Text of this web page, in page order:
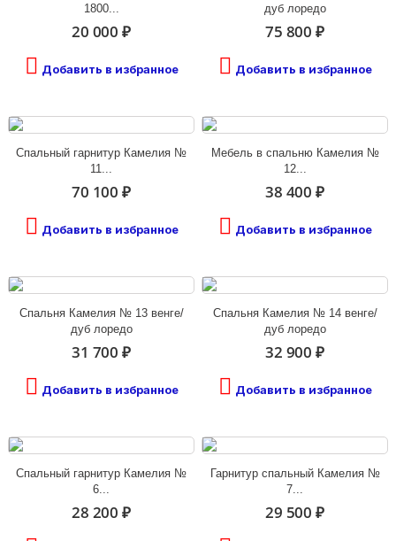
1800...
20 000 ₽
Добавить в избранное
дуб лоредо
75 800 ₽
Добавить в избранное
Спальный гарнитур Камелия №
11...
70 100 ₽
Добавить в избранное
Мебель в спальню Камелия №
12...
38 400 ₽
Добавить в избранное
Спальня Камелия № 13 венге/
дуб лоредо
31 700 ₽
Добавить в избранное
Спальня Камелия № 14 венге/
дуб лоредо
32 900 ₽
Добавить в избранное
Спальный гарнитур Камелия №
6...
28 200 ₽
Гарнитур спальный Камелия №
7...
29 500 ₽